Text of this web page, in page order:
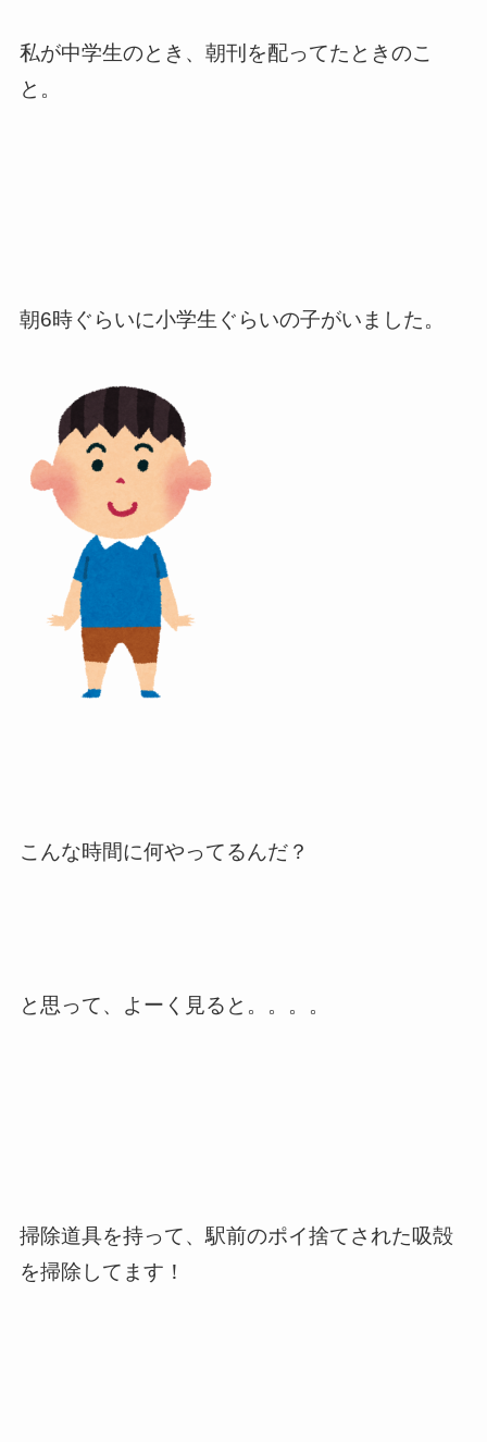
私が中学生のとき、朝刊を配ってたときのこ
と。
朝6時ぐらいに小学生ぐらいの子がいました。
こんな時間に何やってるんだ？
と思って、よーく見ると。。。。
掃除道具を持って、駅前のポイ捨てされた吸殻
を掃除してます！